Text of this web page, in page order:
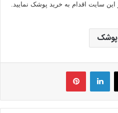
این سایت اقدام به خرید پوشک نمایید.
X لینکدین ‫پین‌ترست